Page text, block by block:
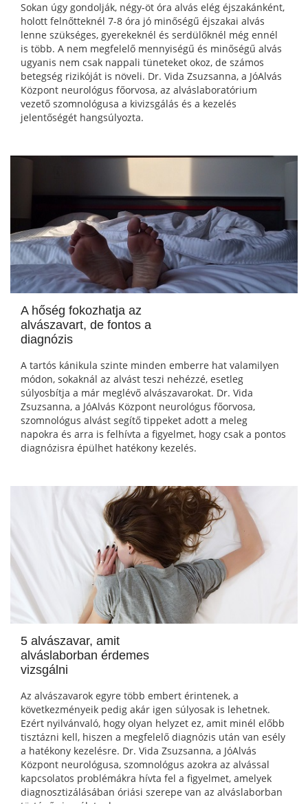
Sokan úgy gondolják, négy-öt óra alvás elég éjszakánként,
holott felnőtteknél 7-8 óra jó minőségű éjszakai alvás
lenne szükséges, gyerekeknél és serdülőknél még ennél
is több. A nem megfelelő mennyiségű és minőségű alvás
ugyanis nem csak nappali tüneteket okoz, de számos
betegség rizikóját is növeli. Dr. Vida Zsuzsanna, a JóAlvás
Központ neurológus főorvosa, az alváslaboratórium
vezető szomnológusa a kivizsgálás és a kezelés
jelentőségét hangsúlyozta.
A hőség fokozhatja az
alvászavart, de fontos a
diagnózis
A tartós kánikula szinte minden emberre hat valamilyen
módon, sokaknál az alvást teszi nehézzé, esetleg
súlyosbítja a már meglévő alvászavarokat. Dr. Vida
Zsuzsanna, a JóAlvás Központ neurológus főorvosa,
szomnológus alvást segítő tippeket adott a meleg
napokra és arra is felhívta a figyelmet, hogy csak a pontos
diagnózisra épülhet hatékony kezelés.
5 alvászavar, amit
alváslaborban érdemes
vizsgálni
Az alvászavarok egyre több embert érintenek, a
következményeik pedig akár igen súlyosak is lehetnek.
Ezért nyilvánvaló, hogy olyan helyzet ez, amit minél előbb
tisztázni kell, hiszen a megfelelő diagnózis után van esély
a hatékony kezelésre. Dr. Vida Zsuzsanna, a JóAlvás
Központ neurológusa, szomnológus azokra az alvással
kapcsolatos problémákra hívta fel a figyelmet, amelyek
diagnosztizálásában óriási szerepe van az alváslaborban